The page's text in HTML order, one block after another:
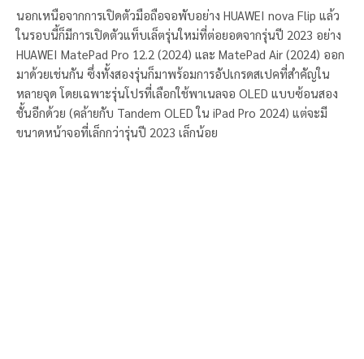
นอกเหนือจากการเปิดตัวมือถือจอพับอย่าง HUAWEI nova Flip แล้ว
ในรอบนี้ก็มีการเปิดตัวแท็บเล็ตรุ่นใหม่ที่ต่อยอดจากรุ่นปี 2023 อย่าง
HUAWEI MatePad Pro 12.2 (2024) และ MatePad Air (2024) ออก
มาด้วยเช่นกัน ซึ่งทั้งสองรุ่นก็มาพร้อมการอัปเกรดสเปคที่สำคัญใน
หลายจุด โดยเฉพาะรุ่นโปรที่เลือกใช้พาเนลจอ OLED แบบซ้อนสอง
ชั้นอีกด้วย (คล้ายกับ Tandem OLED ใน iPad Pro 2024) แต่จะมี
ขนาดหน้าจอที่เล็กกว่ารุ่นปี 2023 เล็กน้อย